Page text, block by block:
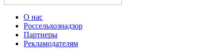
О нас
Россельхознадзор
Партнеры
Рекламодателям